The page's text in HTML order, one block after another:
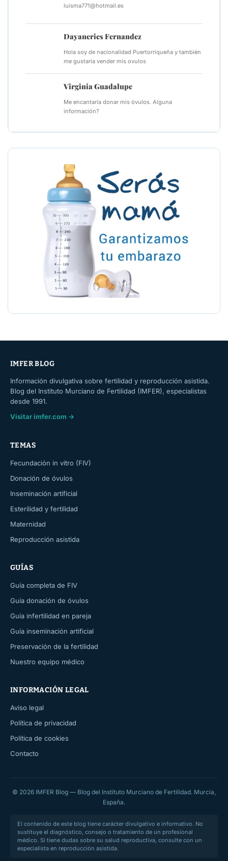
luisma771@hotmail.es
Dayaneries Fernandez
Hola soy de nacionalidad Puertorriqueña y también
me gustaría vender mis ovulos
Virginia Guadalupe
Me encantaría donar mis óvulos. Alguna
información?
IMFER BLOG
Información divulgativa sobre fertilidad y reproducción asistida.
Blog del Instituto Murciano de Fertilidad (IMFER), especialistas
desde 1991.
Visitar imfer.com →
TEMAS
Fecundación in vitro (FIV)
Donación de óvulos
Inseminación artificial
Esterilidad y fertilidad
Maternidad
Reproducción asistida
GUÍAS
Guía completa de FIV
Guía donación de óvulos
Guía infertilidad en pareja
Guía inseminación artificial
Preservación de la fertilidad
Nuestro equipo médico
INFORMACIÓN LEGAL
Aviso legal
Política de privacidad
Política de cookies
Contacto
© 2026 IMFER Blog — Blog del Instituto Murciano de Fertilidad. Murcia,
España.
El contenido de este blog tiene carácter divulgativo e informativo. No
sustituye el diagnóstico, consejo o tratamiento de un profesional
médico. Si tiene dudas sobre su salud reproductiva, consulte con un
especialista en reproducción asistida.